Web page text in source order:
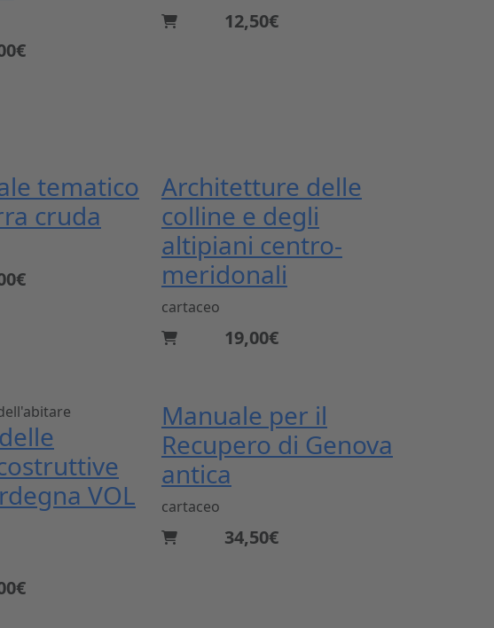
12,50€
tematico
cruda
Architetture delle
colline e degli
altipiani centro-
meridonali
cartaceo
19,00€
VOL
Manuale per il
Recupero di Genova
antica
cartaceo
34,50€